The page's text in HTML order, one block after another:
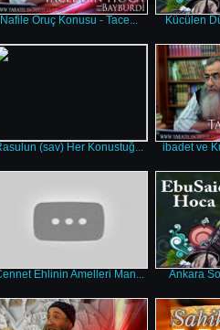
Nafile Oruç Konusu - Tace... Kücülen
(sav) Her Konustuğ... ibadet ve
Ehlinin Amelleri Man... Ankara